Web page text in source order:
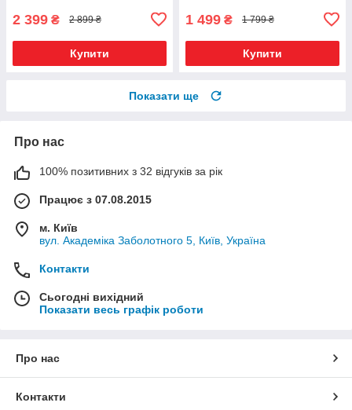
2 399 ₴ 2 899 ₴
Купити
1 499 ₴ 1 799 ₴
Купити
Показати ще
Про нас
100% позитивних з 32 відгуків за рік
Працює з 07.08.2015
м. Київ
вул. Академіка Заболотного 5, Київ, Україна
Контакти
Сьогодні вихідний
Показати весь графік роботи
Про нас
Контакти